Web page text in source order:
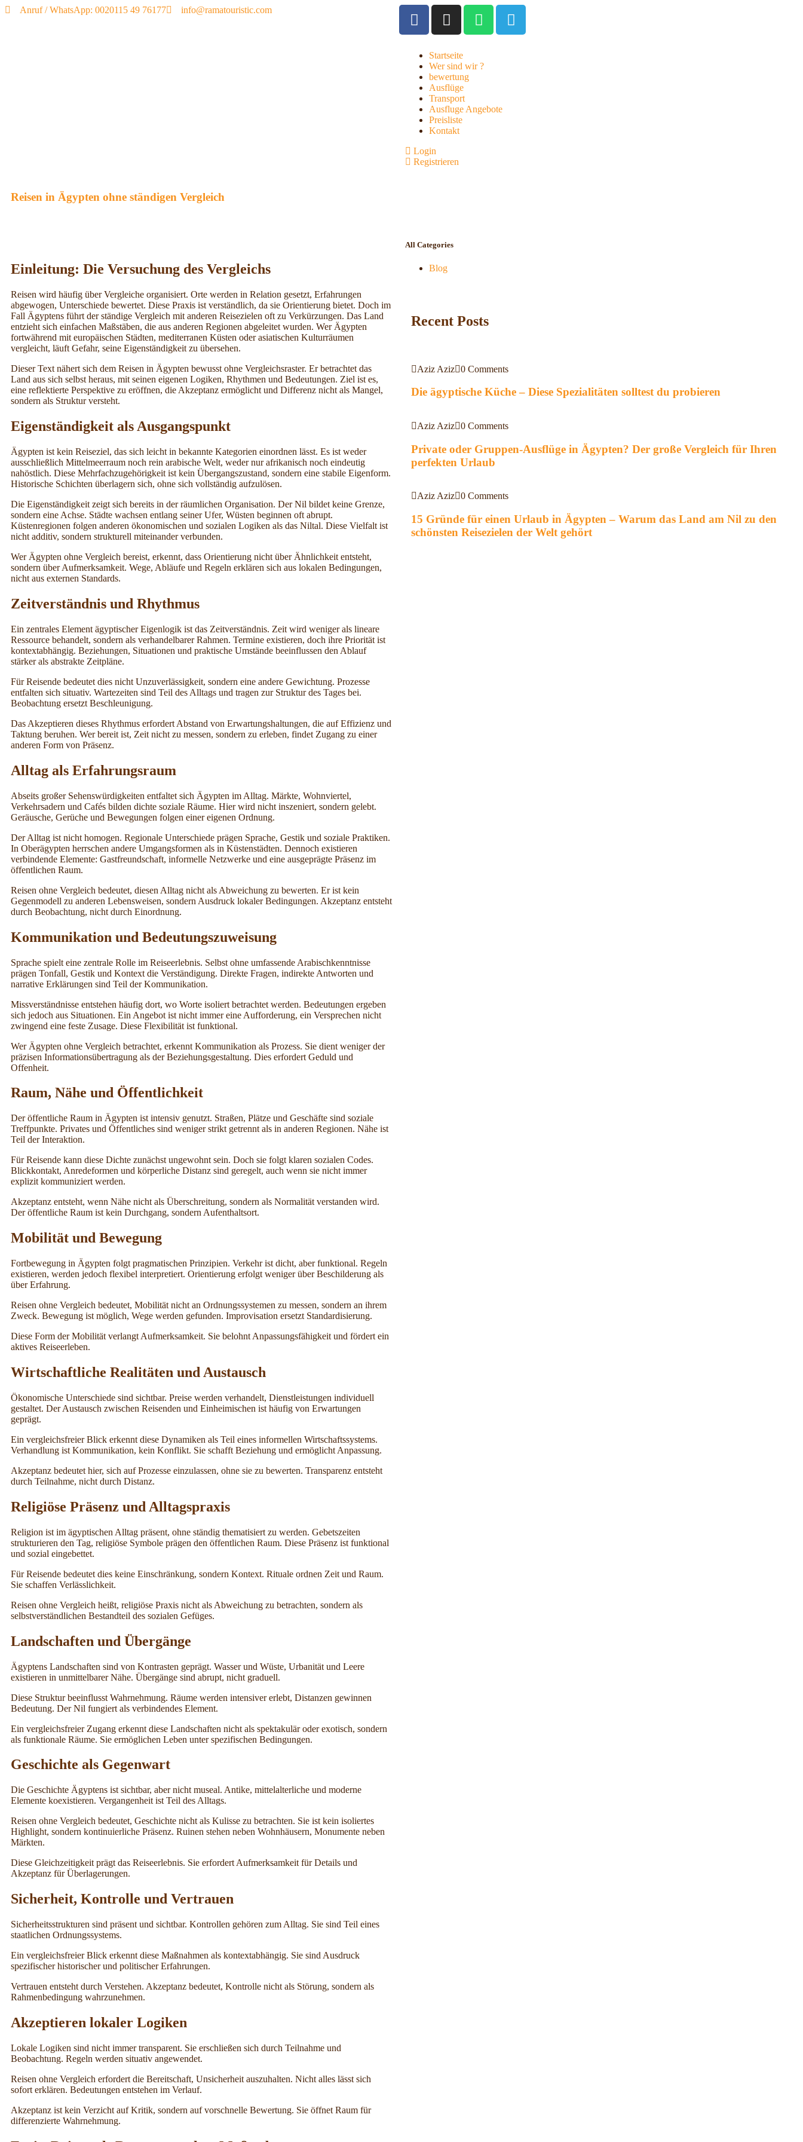
Anruf / WhatsApp: 0020115 49 76177 info@ramatouristic.com
Startseite
Wer sind wir ?
bewertung
Ausflüge
Transport
Ausfluge Angebote
Preisliste
Kontakt
Login
Registrieren
Reisen in Ägypten ohne ständigen Vergleich
Einleitung: Die Versuchung des Vergleichs
Reisen wird häufig über Vergleiche organisiert. Orte werden in Relation gesetzt, Erfahrungen
abgewogen, Unterschiede bewertet. Diese Praxis ist verständlich, da sie Orientierung bietet. Doch im
Fall Ägyptens führt der ständige Vergleich mit anderen Reisezielen oft zu Verkürzungen. Das Land
entzieht sich einfachen Maßstäben, die aus anderen Regionen abgeleitet wurden. Wer Ägypten
fortwährend mit europäischen Städten, mediterranen Küsten oder asiatischen Kulturräumen
vergleicht, läuft Gefahr, seine Eigenständigkeit zu übersehen.
Dieser Text nähert sich dem Reisen in Ägypten bewusst ohne Vergleichsraster. Er betrachtet das
Land aus sich selbst heraus, mit seinen eigenen Logiken, Rhythmen und Bedeutungen. Ziel ist es,
eine reflektierte Perspektive zu eröffnen, die Akzeptanz ermöglicht und Differenz nicht als Mangel,
sondern als Struktur versteht.
Eigenständigkeit als Ausgangspunkt
Ägypten ist kein Reiseziel, das sich leicht in bekannte Kategorien einordnen lässt. Es ist weder
ausschließlich Mittelmeerraum noch rein arabische Welt, weder nur afrikanisch noch eindeutig
nahöstlich. Diese Mehrfachzugehörigkeit ist kein Übergangszustand, sondern eine stabile Eigenform.
Historische Schichten überlagern sich, ohne sich vollständig aufzulösen.
Die Eigenständigkeit zeigt sich bereits in der räumlichen Organisation. Der Nil bildet keine Grenze,
sondern eine Achse. Städte wachsen entlang seiner Ufer, Wüsten beginnen oft abrupt.
Küstenregionen folgen anderen ökonomischen und sozialen Logiken als das Niltal. Diese Vielfalt ist
nicht additiv, sondern strukturell miteinander verbunden.
Wer Ägypten ohne Vergleich bereist, erkennt, dass Orientierung nicht über Ähnlichkeit entsteht,
sondern über Aufmerksamkeit. Wege, Abläufe und Regeln erklären sich aus lokalen Bedingungen,
nicht aus externen Standards.
Zeitverständnis und Rhythmus
Ein zentrales Element ägyptischer Eigenlogik ist das Zeitverständnis. Zeit wird weniger als lineare
Ressource behandelt, sondern als verhandelbarer Rahmen. Termine existieren, doch ihre Priorität ist
kontextabhängig. Beziehungen, Situationen und praktische Umstände beeinflussen den Ablauf
stärker als abstrakte Zeitpläne.
Für Reisende bedeutet dies nicht Unzuverlässigkeit, sondern eine andere Gewichtung. Prozesse
entfalten sich situativ. Wartezeiten sind Teil des Alltags und tragen zur Struktur des Tages bei.
Beobachtung ersetzt Beschleunigung.
Das Akzeptieren dieses Rhythmus erfordert Abstand von Erwartungshaltungen, die auf Effizienz und
Taktung beruhen. Wer bereit ist, Zeit nicht zu messen, sondern zu erleben, findet Zugang zu einer
anderen Form von Präsenz.
Alltag als Erfahrungsraum
Abseits großer Sehenswürdigkeiten entfaltet sich Ägypten im Alltag. Märkte, Wohnviertel,
Verkehrsadern und Cafés bilden dichte soziale Räume. Hier wird nicht inszeniert, sondern gelebt.
Geräusche, Gerüche und Bewegungen folgen einer eigenen Ordnung.
Der Alltag ist nicht homogen. Regionale Unterschiede prägen Sprache, Gestik und soziale Praktiken.
In Oberägypten herrschen andere Umgangsformen als in Küstenstädten. Dennoch existieren
verbindende Elemente: Gastfreundschaft, informelle Netzwerke und eine ausgeprägte Präsenz im
öffentlichen Raum.
Reisen ohne Vergleich bedeutet, diesen Alltag nicht als Abweichung zu bewerten. Er ist kein
Gegenmodell zu anderen Lebensweisen, sondern Ausdruck lokaler Bedingungen. Akzeptanz entsteht
durch Beobachtung, nicht durch Einordnung.
Kommunikation und Bedeutungszuweisung
Sprache spielt eine zentrale Rolle im Reiseerlebnis. Selbst ohne umfassende Arabischkenntnisse
prägen Tonfall, Gestik und Kontext die Verständigung. Direkte Fragen, indirekte Antworten und
narrative Erklärungen sind Teil der Kommunikation.
Missverständnisse entstehen häufig dort, wo Worte isoliert betrachtet werden. Bedeutungen ergeben
sich jedoch aus Situationen. Ein Angebot ist nicht immer eine Aufforderung, ein Versprechen nicht
zwingend eine feste Zusage. Diese Flexibilität ist funktional.
Wer Ägypten ohne Vergleich betrachtet, erkennt Kommunikation als Prozess. Sie dient weniger der
präzisen Informationsübertragung als der Beziehungsgestaltung. Dies erfordert Geduld und
Offenheit.
Raum, Nähe und Öffentlichkeit
Der öffentliche Raum in Ägypten ist intensiv genutzt. Straßen, Plätze und Geschäfte sind soziale
Treffpunkte. Privates und Öffentliches sind weniger strikt getrennt als in anderen Regionen. Nähe ist
Teil der Interaktion.
Für Reisende kann diese Dichte zunächst ungewohnt sein. Doch sie folgt klaren sozialen Codes.
Blickkontakt, Anredeformen und körperliche Distanz sind geregelt, auch wenn sie nicht immer
explizit kommuniziert werden.
Akzeptanz entsteht, wenn Nähe nicht als Überschreitung, sondern als Normalität verstanden wird.
Der öffentliche Raum ist kein Durchgang, sondern Aufenthaltsort.
Mobilität und Bewegung
Fortbewegung in Ägypten folgt pragmatischen Prinzipien. Verkehr ist dicht, aber funktional. Regeln
existieren, werden jedoch flexibel interpretiert. Orientierung erfolgt weniger über Beschilderung als
über Erfahrung.
Reisen ohne Vergleich bedeutet, Mobilität nicht an Ordnungssystemen zu messen, sondern an ihrem
Zweck. Bewegung ist möglich, Wege werden gefunden. Improvisation ersetzt Standardisierung.
Diese Form der Mobilität verlangt Aufmerksamkeit. Sie belohnt Anpassungsfähigkeit und fördert ein
aktives Reiseerleben.
Wirtschaftliche Realitäten und Austausch
Ökonomische Unterschiede sind sichtbar. Preise werden verhandelt, Dienstleistungen individuell
gestaltet. Der Austausch zwischen Reisenden und Einheimischen ist häufig von Erwartungen
geprägt.
Ein vergleichsfreier Blick erkennt diese Dynamiken als Teil eines informellen Wirtschaftssystems.
Verhandlung ist Kommunikation, kein Konflikt. Sie schafft Beziehung und ermöglicht Anpassung.
Akzeptanz bedeutet hier, sich auf Prozesse einzulassen, ohne sie zu bewerten. Transparenz entsteht
durch Teilnahme, nicht durch Distanz.
Religiöse Präsenz und Alltagspraxis
Religion ist im ägyptischen Alltag präsent, ohne ständig thematisiert zu werden. Gebetszeiten
strukturieren den Tag, religiöse Symbole prägen den öffentlichen Raum. Diese Präsenz ist funktional
und sozial eingebettet.
Für Reisende bedeutet dies keine Einschränkung, sondern Kontext. Rituale ordnen Zeit und Raum.
Sie schaffen Verlässlichkeit.
Reisen ohne Vergleich heißt, religiöse Praxis nicht als Abweichung zu betrachten, sondern als
selbstverständlichen Bestandteil des sozialen Gefüges.
Landschaften und Übergänge
Ägyptens Landschaften sind von Kontrasten geprägt. Wasser und Wüste, Urbanität und Leere
existieren in unmittelbarer Nähe. Übergänge sind abrupt, nicht graduell.
Diese Struktur beeinflusst Wahrnehmung. Räume werden intensiver erlebt, Distanzen gewinnen
Bedeutung. Der Nil fungiert als verbindendes Element.
Ein vergleichsfreier Zugang erkennt diese Landschaften nicht als spektakulär oder exotisch, sondern
als funktionale Räume. Sie ermöglichen Leben unter spezifischen Bedingungen.
Geschichte als Gegenwart
Die Geschichte Ägyptens ist sichtbar, aber nicht museal. Antike, mittelalterliche und moderne
Elemente koexistieren. Vergangenheit ist Teil des Alltags.
Reisen ohne Vergleich bedeutet, Geschichte nicht als Kulisse zu betrachten. Sie ist kein isoliertes
Highlight, sondern kontinuierliche Präsenz. Ruinen stehen neben Wohnhäusern, Monumente neben
Märkten.
Diese Gleichzeitigkeit prägt das Reiseerlebnis. Sie erfordert Aufmerksamkeit für Details und
Akzeptanz für Überlagerungen.
Sicherheit, Kontrolle und Vertrauen
Sicherheitsstrukturen sind präsent und sichtbar. Kontrollen gehören zum Alltag. Sie sind Teil eines
staatlichen Ordnungssystems.
Ein vergleichsfreier Blick erkennt diese Maßnahmen als kontextabhängig. Sie sind Ausdruck
spezifischer historischer und politischer Erfahrungen.
Vertrauen entsteht durch Verstehen. Akzeptanz bedeutet, Kontrolle nicht als Störung, sondern als
Rahmenbedingung wahrzunehmen.
Akzeptieren lokaler Logiken
Lokale Logiken sind nicht immer transparent. Sie erschließen sich durch Teilnahme und
Beobachtung. Regeln werden situativ angewendet.
Reisen ohne Vergleich erfordert die Bereitschaft, Unsicherheit auszuhalten. Nicht alles lässt sich
sofort erklären. Bedeutungen entstehen im Verlauf.
Akzeptanz ist kein Verzicht auf Kritik, sondern auf vorschnelle Bewertung. Sie öffnet Raum für
differenzierte Wahrnehmung.
All Categories
Blog
Recent Posts
Aziz Aziz 0 Comments
Die ägyptische Küche – Diese Spezialitäten solltest du probieren
Aziz Aziz 0 Comments
Private oder Gruppen-Ausflüge in Ägypten? Der große Vergleich für Ihren
perfekten Urlaub
Aziz Aziz 0 Comments
15 Gründe für einen Urlaub in Ägypten – Warum das Land am Nil zu den
schönsten Reisezielen der Welt gehört